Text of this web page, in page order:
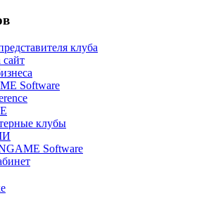
клуба
сайт
Software
клубы
Software